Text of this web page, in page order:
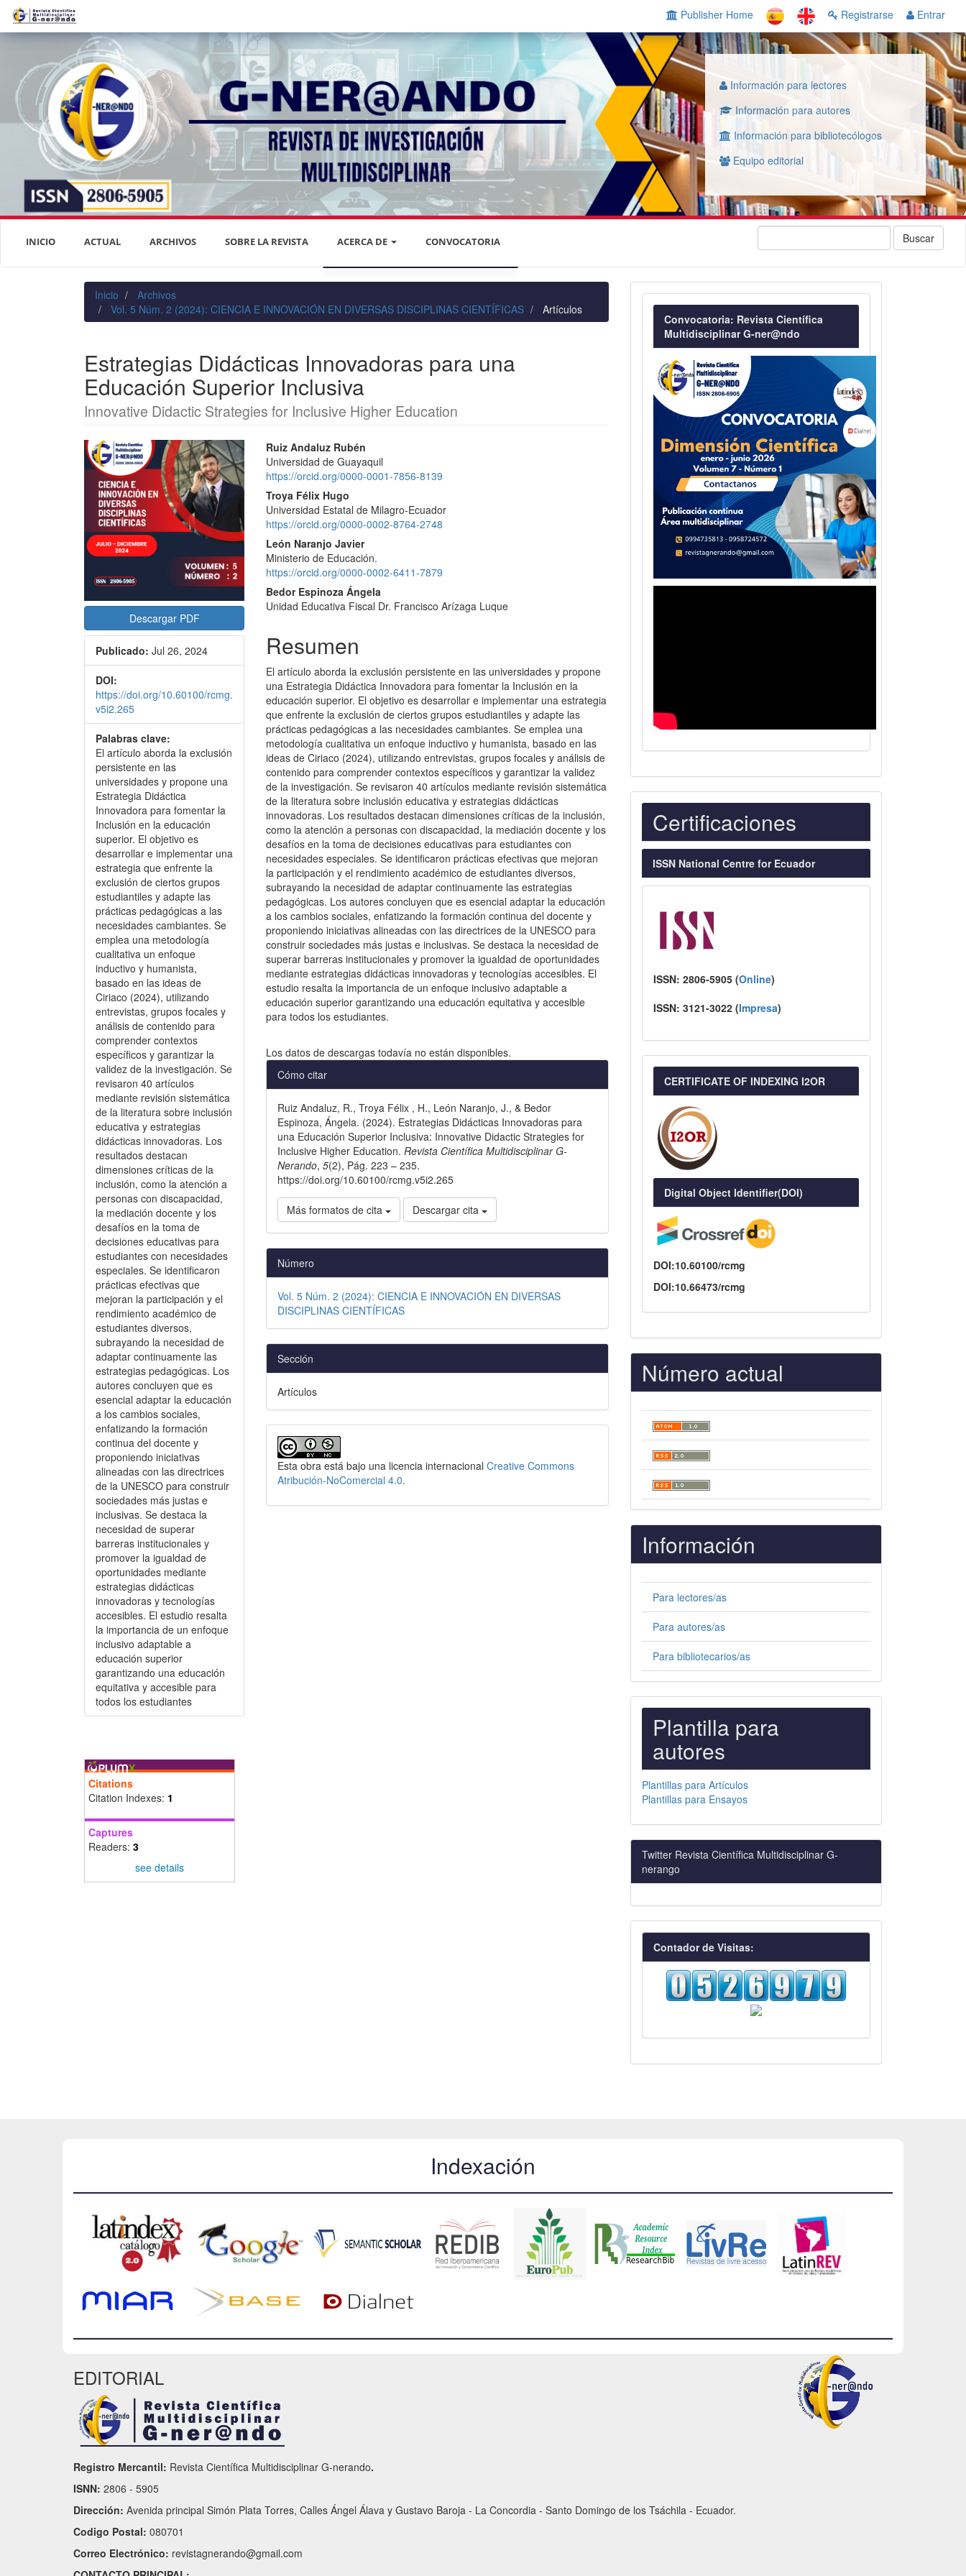
Navegación
principal
Contenido
Barra
lateral
Publisher Home Registrarse Entrar
Información para lectores
Información para autores
Información para bibliotecólogos
Equipo editorial
INICIO ACTUAL ARCHIVOS SOBRE LA REVISTA ACERCA DE
DECLARACIÓN DE PRIVACIDAD
PRIVACIDAD DE LA INFORMACIÓN
EQUIPO EDITORIAL
PROTOCOLO DE INTEROPERABILIDAD
CONTACTO
ENVÍOS
ENTRAR
CONVOCATORIA Buscar
Inicio
Archivos
Vol. 5 Núm. 2 (2024): CIENCIA E INNOVACIÓN EN DIVERSAS DISCIPLINAS CIENTÍFICAS
Artículos
Estrategias Didácticas Innovadoras para una
Educación Superior Inclusiva
Innovative Didactic Strategies for Inclusive Higher Education
Barra
lateral
del
artículo
Descargar PDF
Publicado: Jul 26, 2024
DOI:
https://doi.org/10.60100/rcmg.
v5i2.265
Palabras clave:
El artículo aborda la exclusión
persistente en las
universidades y propone una
Estrategia Didáctica
Innovadora para fomentar la
Inclusión en la educación
superior. El objetivo es
desarrollar e implementar una
estrategia que enfrente la
exclusión de ciertos grupos
estudiantiles y adapte las
prácticas pedagógicas a las
necesidades cambiantes. Se
emplea una metodología
cualitativa un enfoque
inductivo y humanista,
basado en las ideas de
Ciriaco (2024), utilizando
entrevistas, grupos focales y
análisis de contenido para
comprender contextos
específicos y garantizar la
validez de la investigación. Se
revisaron 40 artículos
mediante revisión sistemática
de la literatura sobre inclusión
educativa y estrategias
didácticas innovadoras. Los
resultados destacan
dimensiones críticas de la
inclusión, como la atención a
personas con discapacidad,
la mediación docente y los
desafíos en la toma de
decisiones educativas para
estudiantes con necesidades
especiales. Se identificaron
prácticas efectivas que
mejoran la participación y el
rendimiento académico de
estudiantes diversos,
subrayando la necesidad de
adaptar continuamente las
estrategias pedagógicas. Los
autores concluyen que es
esencial adaptar la educación
a los cambios sociales,
enfatizando la formación
continua del docente y
proponiendo iniciativas
alineadas con las directrices
de la UNESCO para construir
sociedades más justas e
inclusivas. Se destaca la
necesidad de superar
barreras institucionales y
promover la igualdad de
oportunidades mediante
estrategias didácticas
innovadoras y tecnologías
accesibles. El estudio resalta
la importancia de un enfoque
inclusivo adaptable a
educación superior
garantizando una educación
equitativa y accesible para
todos los estudiantes
Citations
Citation Indexes: 1
Captures
Readers: 3
see details
Contenido
principal
del
artículo
Ruiz Andaluz Rubén
Universidad de Guayaquil
https://orcid.org/0000-0001-7856-8139
Troya Félix Hugo
Universidad Estatal de Milagro-Ecuador
https://orcid.org/0000-0002-8764-2748
León Naranjo Javier
Ministerio de Educación.
https://orcid.org/0000-0002-6411-7879
Bedor Espinoza Ángela
Unidad Educativa Fiscal Dr. Francisco Arízaga Luque
Resumen
El artículo aborda la exclusión persistente en las universidades y propone
una Estrategia Didáctica Innovadora para fomentar la Inclusión en la
educación superior. El objetivo es desarrollar e implementar una estrategia
que enfrente la exclusión de ciertos grupos estudiantiles y adapte las
prácticas pedagógicas a las necesidades cambiantes. Se emplea una
metodología cualitativa un enfoque inductivo y humanista, basado en las
ideas de Ciriaco (2024), utilizando entrevistas, grupos focales y análisis de
contenido para comprender contextos específicos y garantizar la validez
de la investigación. Se revisaron 40 artículos mediante revisión sistemática
de la literatura sobre inclusión educativa y estrategias didácticas
innovadoras. Los resultados destacan dimensiones críticas de la inclusión,
como la atención a personas con discapacidad, la mediación docente y los
desafíos en la toma de decisiones educativas para estudiantes con
necesidades especiales. Se identificaron prácticas efectivas que mejoran
la participación y el rendimiento académico de estudiantes diversos,
subrayando la necesidad de adaptar continuamente las estrategias
pedagógicas. Los autores concluyen que es esencial adaptar la educación
a los cambios sociales, enfatizando la formación continua del docente y
proponiendo iniciativas alineadas con las directrices de la UNESCO para
construir sociedades más justas e inclusivas. Se destaca la necesidad de
superar barreras institucionales y promover la igualdad de oportunidades
mediante estrategias didácticas innovadoras y tecnologías accesibles. El
estudio resalta la importancia de un enfoque inclusivo adaptable a
educación superior garantizando una educación equitativa y accesible
para todos los estudiantes.
Los datos de descargas todavía no están disponibles.
Detalles
del
artículo
Cómo citar
Ruiz Andaluz, R., Troya Félix , H., León Naranjo, J., & Bedor
Espinoza, Ángela. (2024). Estrategias Didácticas Innovadoras para
una Educación Superior Inclusiva: Innovative Didactic Strategies for
Inclusive Higher Education.Revista Científica Multidisciplinar G-
Nerando,5(2), Pág. 223 – 235.
https://doi.org/10.60100/rcmg.v5i2.265
Más formatos de cita Descargar cita
Número
Vol. 5 Núm. 2 (2024): CIENCIA E INNOVACIÓN EN DIVERSAS
DISCIPLINAS CIENTÍFICAS
Sección
Artículos
Esta obra está bajo una licencia internacionalCreative Commons
Atribución-NoComercial 4.0.
Convocatoria
Convocatoria: Revista Científica
Multidisciplinar G-ner@ndo
Indexaciones
Certificaciones
ISSN National Centre for Ecuador
ISSN: 2806-5905 (Online)
ISSN: 3121-3022 (Impresa)
CERTIFICATE OF INDEXING I2OR
Digital Object Identifier(DOI)
DOI:10.60100/rcmg
DOI:10.66473/rcmg
Número actual
Información
Para lectores/as
Para autores/as
Para bibliotecarios/as
PLANTILLAS
PARA
AUTORES
Plantilla para
autores
Plantillas para Artículos
Plantillas para Ensayos
Twitter Revista Científica Multidisciplinar G-
nerango
visitas
Contador de Visitas:
Indexación
EDITORIAL
Registro Mercantil: Revista Científica Multidisciplinar G-nerando.
ISNN: 2806 - 5905
Dirección: Avenida principal Simón Plata Torres, Calles Ángel Álava y Gustavo Baroja - La Concordia - Santo Domingo de los Tsáchila - Ecuador.
Codigo Postal: 080701
Correo Electrónico: revistagnerando@gmail.com